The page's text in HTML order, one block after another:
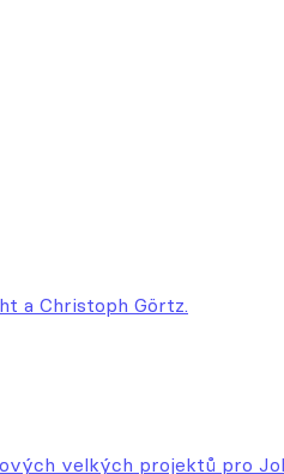
a Christoph Görtz.
velkých projektů pro